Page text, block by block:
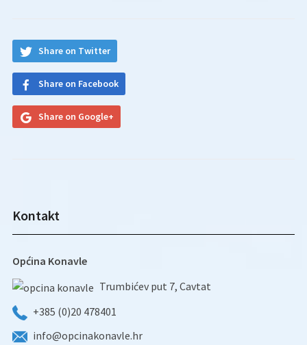
Share on Twitter
Share on Facebook
Share on Google+
Kontakt
Općina Konavle
Trumbićev put 7, Cavtat
+385 (0)20 478401
info@opcinakonavle.hr